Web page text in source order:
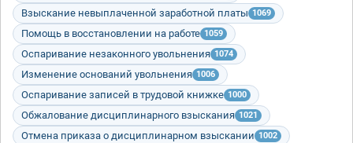
Взыскание невыплаченной заработной платы 1069
Помощь в восстановлении на работе 1059
Оспаривание незаконного увольнения 1074
Изменение оснований увольнения 1006
Оспаривание записей в трудовой книжке 1000
Обжалование дисциплинарного взыскания 1021
Отмена приказа о дисциплинарном взыскании 1002